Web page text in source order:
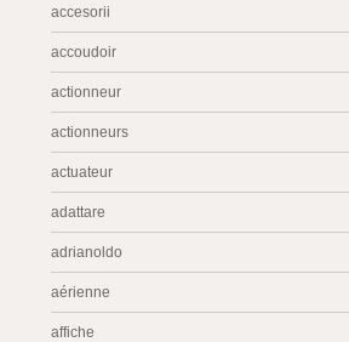
accesorii
accoudoir
actionneur
actionneurs
actuateur
adattare
adrianoldo
aérienne
affiche